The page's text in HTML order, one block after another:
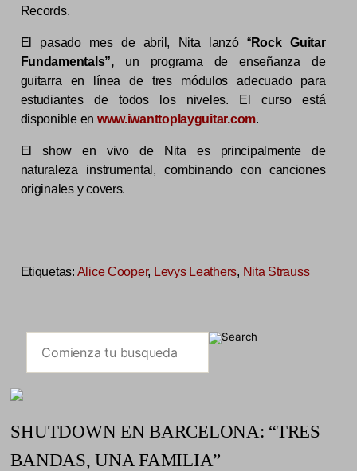
Records.
El pasado mes de abril, Nita lanzó “Rock Guitar
Fundamentals”,un programa de enseñanza de
guitarra en línea de tres módulos adecuado para
estudiantes de todos los niveles. El curso está
disponible en www.iwanttoplayguitar.com.
El show en vivo de Nita es principalmente de
naturaleza instrumental, combinando con canciones
originales y covers.
Etiquetas: Alice Cooper, Levys Leathers, Nita Strauss
SHUTDOWN EN BARCELONA: “TRES
BANDAS, UNA FAMILIA”